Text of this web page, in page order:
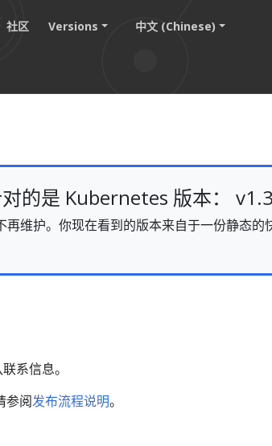
社区 Versions 中文 (Chinese)
的是 Kubernetes 版本：
维护。你现在看到的版本来自于一份静态的
系信息。
参阅发布流程说明。